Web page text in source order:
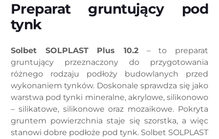
Preparat gruntujący pod
tynk
Solbet SOLPLAST Plus 10.2 – to preparat
gruntujący przeznaczony do przygotowania
różnego rodzaju podłoży budowlanych przed
wykonaniem tynków. Doskonale sprawdza się jako
warstwa pod tynki mineralne, akrylowe, silikonowo
– silikatowe, silikonowe oraz mozaikowe. Pokryta
gruntem powierzchnia staje się szorstka, a więc
stanowi dobre podłoże pod tynk. Solbet SOLPLAST